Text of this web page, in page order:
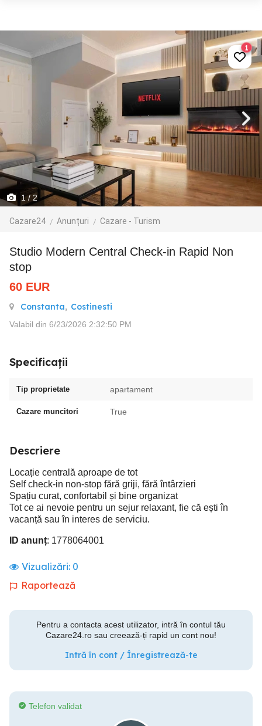
1/ 2
Cazare24 Anunțuri Cazare - Turism
1
Studio Modern Central Check-in Rapid Non
stop
60 EUR
Constanta, Costinesti
Valabil din 6/23/2026 2:32:50 PM
Specificații
Tip proprietate apartament
Cazare muncitori True
Descriere
Locație centrală aproape de tot
Self check-in non-stop fără griji, fără întârzieri
Spațiu curat, confortabil și bine organizat
Tot ce ai nevoie pentru un sejur relaxant, fie că ești în
vacanță sau în interes de serviciu.
ID anunț: 1778064001
Vizualizări: 0
Raportează
Pentru a contacta acest utilizator, intră în contul tău
Cazare24.ro sau creează-ți rapid un cont nou!
Intră în cont / Înregistrează-te
Telefon validat